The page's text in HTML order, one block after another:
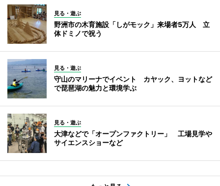
見る・遊ぶ
野洲市の木育施設「しがモック」来場者5万人 立
体ドミノで祝う
見る・遊ぶ
守山のマリーナでイベント カヤック、ヨットなど
で琵琶湖の魅力と環境学ぶ
見る・遊ぶ
大津などで「オープンファクトリー」 工場見学や
サイエンスショーなど